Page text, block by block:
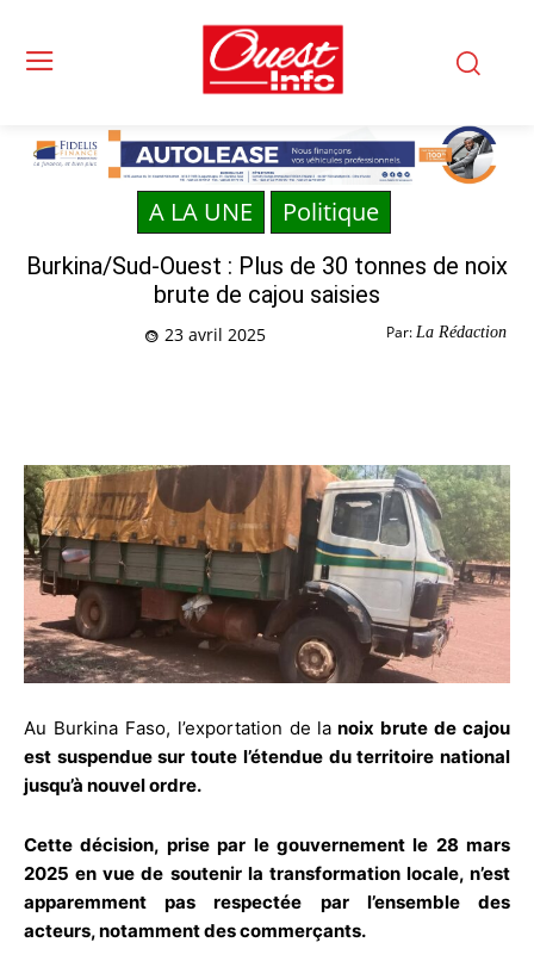
A LA UNE Politique
Burkina/Sud-Ouest : Plus de 30 tonnes de noix
brute de cajou saisies
Par: La Rédaction
23 avril 2025
Au Burkina Faso, l’exportation de la noix brute de cajou
est suspendue sur toute l’étendue du territoire national
jusqu’à nouvel ordre.
Cette décision, prise par le gouvernement le 28 mars
2025 en vue de soutenir la transformation locale, n’est
apparemment pas respectée par l’ensemble des
acteurs, notamment des commerçants.